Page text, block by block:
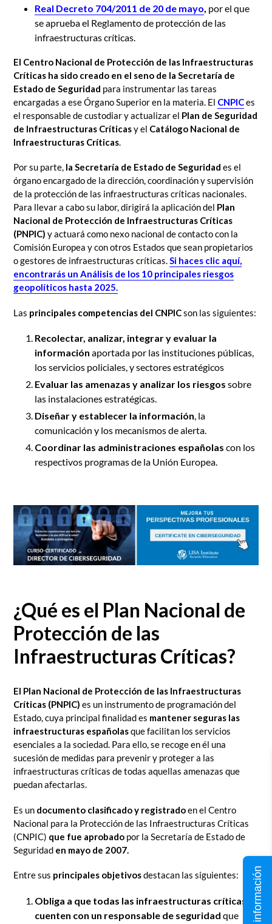
Real Decreto 704/2011 de 20 de mayo por el que
se aprueba el Reglamento de protección de las
infraestructuras críticas.
El Centro Nacional de Protección de las Infraestructuras
Críticas ha sido creado en el seno de la Secretaría de
Estado de Seguridad para instrumentar las tareas
encargadas a ese Órgano Superior en la materia. El CNPICes
el responsable de custodiar y actualizar el Plan de Seguridad
de Infraestructuras Críticasy el Catálogo Nacional de
Infraestructuras Críticas.
Por su parte, la Secretaría de Estado de Seguridad es el
órgano encargado de la dirección, coordinación y supervisión
de la protección de las infraestructuras críticas nacionales.
Para llevar a cabo su labor, dirigirá la aplicación del Plan
Nacional de Protección de Infraestructuras Críticas
(PNPIC) y actuará como nexo nacional de contacto con la
Comisión Europea y con otros Estados que sean propietarios
o gestores de infraestructuras críticas.Si haces clic aquí,
encontrarás un Análisis de los 10 principales riesgos
geopolíticos hasta 2025.
Las principales competencias del CNPICson las siguientes:
Recolectar, analizar, integrar y evaluar la
información aportada por las instituciones públicas,
los servicios policiales, y sectores estratégicos
Evaluar las amenazas y analizar los riesgos sobre
las instalaciones estratégicas.
Diseñar y establecer la información, la
comunicación y los mecanismos de alerta.
Coordinar las administraciones españolas con los
respectivos programas de la Unión Europea.
¿Qué es el Plan Nacional de
Protección de las
Infraestructuras Críticas?
El Plan Nacional de Protección de las Infraestructuras
Críticas (PNPIC) es un instrumento de programación del
Estado, cuya principal finalidad es mantener seguras las
infraestructuras españolasque facilitan los servicios
esenciales a la sociedad. Para ello, se recoge en él una
sucesión de medidas para prevenir y proteger a las
infraestructuras críticas de todas aquellas amenazas que
puedan afectarlas.
Es un documento clasificado y registradoen el Centro
Nacional para la Protección de las Infraestructuras Críticas
(CNPIC) que fue aprobado por la Secretaría de Estado de
Seguridad en mayo de 2007.
Entre sus principales objetivosdestacan las siguientes:
Obliga a que todas las infraestructuras críticas
cuenten con un responsable de seguridad que